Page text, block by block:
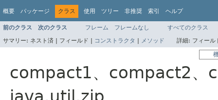
概要 パッケージ クラス 使用 ツリー 非推奨 索引 ヘルプ
前のクラス 次のクラス フレーム フレームなし
すべてのクラス
サマリー: ネスト済 | フィールド | コンストラクタ | メソッド 詳細: フィー
compact1、compact2、
java.util.zip